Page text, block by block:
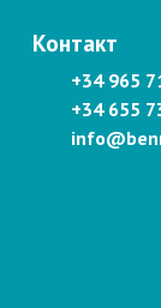
Контакт
+34 965
+34 655